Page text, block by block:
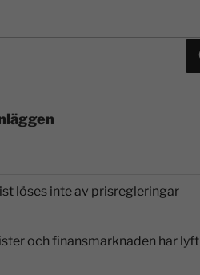
löses inte av prisregleringar
och finansmarknaden har lyft